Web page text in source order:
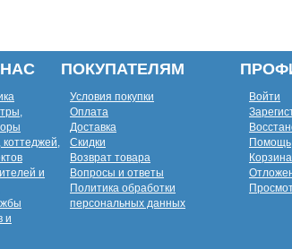
коттеджей,
и
и
ПОКУПАТЕЛЯМ
Условия покупки
Оплата
Доставка
Скидки
Возврат товара
Вопросы и ответы
Политика обработки
персональных данных
Войти
Помощь
Корзина